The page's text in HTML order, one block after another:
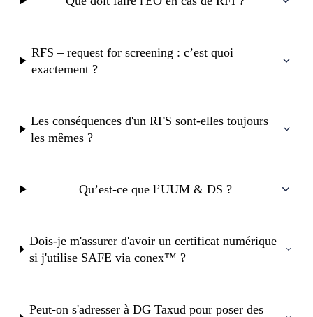
RFS – request for screening : c’est quoi
exactement ?
Les conséquences d'un RFS sont-elles toujours
les mêmes ?
Qu’est-ce que l’UUM & DS ?
Dois-je m'assurer d'avoir un certificat numérique
si j'utilise SAFE via conex™ ?
Peut-on s'adresser à DG Taxud pour poser des